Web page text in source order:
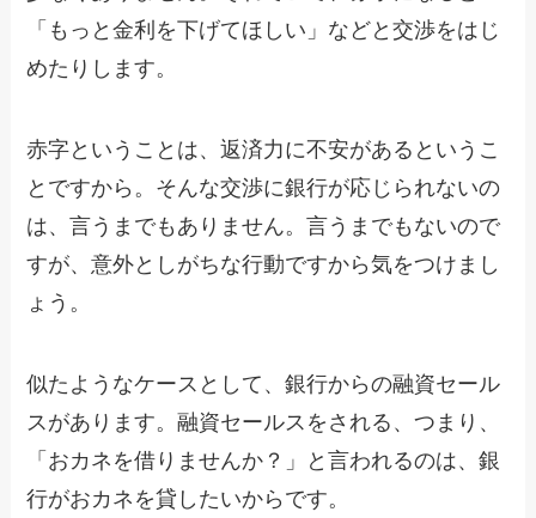
「もっと金利を下げてほしい」などと交渉をはじ
めたりします。
赤字ということは、返済力に不安があるというこ
とですから。そんな交渉に銀行が応じられないの
は、言うまでもありません。言うまでもないので
すが、意外としがちな行動ですから気をつけまし
ょう。
似たようなケースとして、銀行からの融資セール
スがあります。融資セールスをされる、つまり、
「おカネを借りませんか？」と言われるのは、銀
行がおカネを貸したいからです。